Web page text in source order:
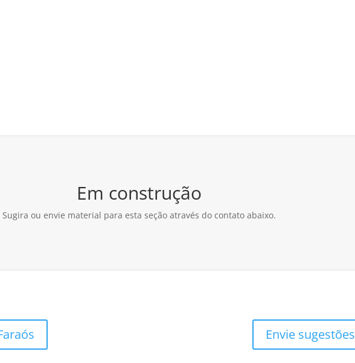
Em construção
Sugira ou envie material para esta seção através do contato abaixo.
Envie sugestões